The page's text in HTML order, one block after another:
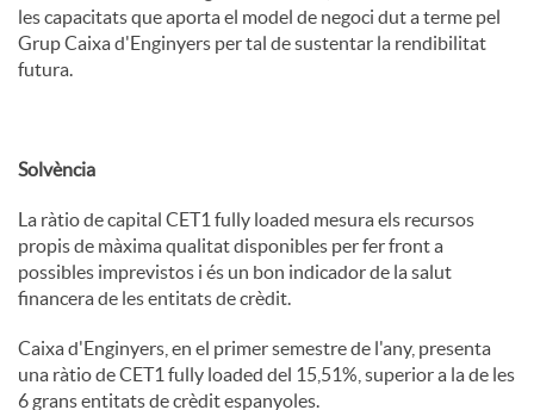
les capacitats que aporta el model de negoci dut a terme pel
Grup Caixa d'Enginyers per tal de sustentar la rendibilitat
futura.
Solvència
La ràtio de capital CET1 fully loaded mesura els recursos
propis de màxima qualitat disponibles per fer front a
possibles imprevistos i és un bon indicador de la salut
financera de les entitats de crèdit.
Caixa d'Enginyers, en el primer semestre de l'any, presenta
una ràtio de CET1 fully loaded del 15,51%, superior a la de les
6 grans entitats de crèdit espanyoles.